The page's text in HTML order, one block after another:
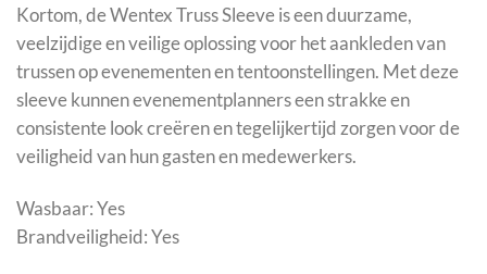
Kortom, de Wentex Truss Sleeve is een duurzame,
veelzijdige en veilige oplossing voor het aankleden van
trussen op evenementen en tentoonstellingen. Met deze
sleeve kunnen evenementplanners een strakke en
consistente look creëren en tegelijkertijd zorgen voor de
veiligheid van hun gasten en medewerkers.
Wasbaar: Yes
Brandveiligheid: Yes